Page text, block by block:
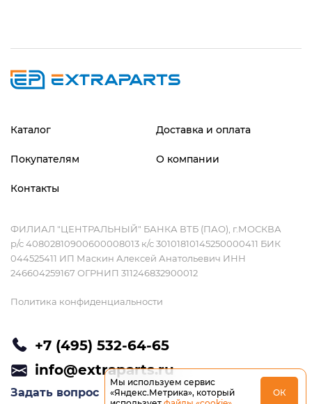
Каталог Доставка и оплата
Покупателям О компании
Контакты
ФИЛИАЛ "ЦЕНТРАЛЬНЫЙ" БАНКА ВТБ (ПАО), г.МОСКВА
р/с 40802810900600008013 к/с 30101810145250000411 БИК
044525411 ИП Маскин Алексей Анатольевич ИНН
246604259167 ОГРНИП 311246832900012
Политика конфиденциальности
+7 (495) 532-64-65
info@extraparts.ru
Задать вопрос
Мы используем сервис
«Яндекс.Метрика», который
ОК